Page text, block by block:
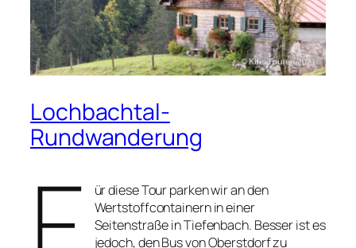
Lochbachtal-
Rundwanderung
ür diese Tour parken wir an den
Wertstoffcontainern in einer
Seitenstraße in Tiefenbach. Besser ist es
jedoch, den Bus von Oberstdorf zu